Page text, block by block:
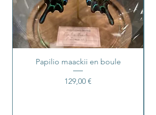
Papilio maackii en boule
Prix
129,00 €